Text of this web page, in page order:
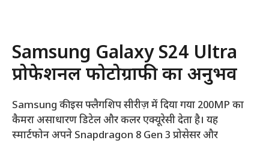
Samsung Galaxy S24 Ultra
प्रोफेशनल फोटोग्राफी का अनुभव
Samsung की इस फ्लैगशिप सीरीज़ में दिया गया 200MP का
कैमरा असाधारण डिटेल और कलर एक्यूरेसी देता है। यह
स्मार्टफोन अपने Snapdragon 8 Gen 3 प्रोसेसर और